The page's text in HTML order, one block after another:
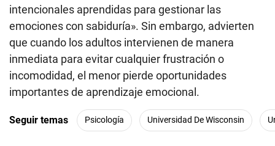
intencionales aprendidas para gestionar las
emociones con sabiduría». Sin embargo, advierten
que cuando los adultos intervienen de manera
inmediata para evitar cualquier frustración o
incomodidad, el menor pierde oportunidades
importantes de aprendizaje emocional.
Seguir temas Psicología Universidad De Wisconsin